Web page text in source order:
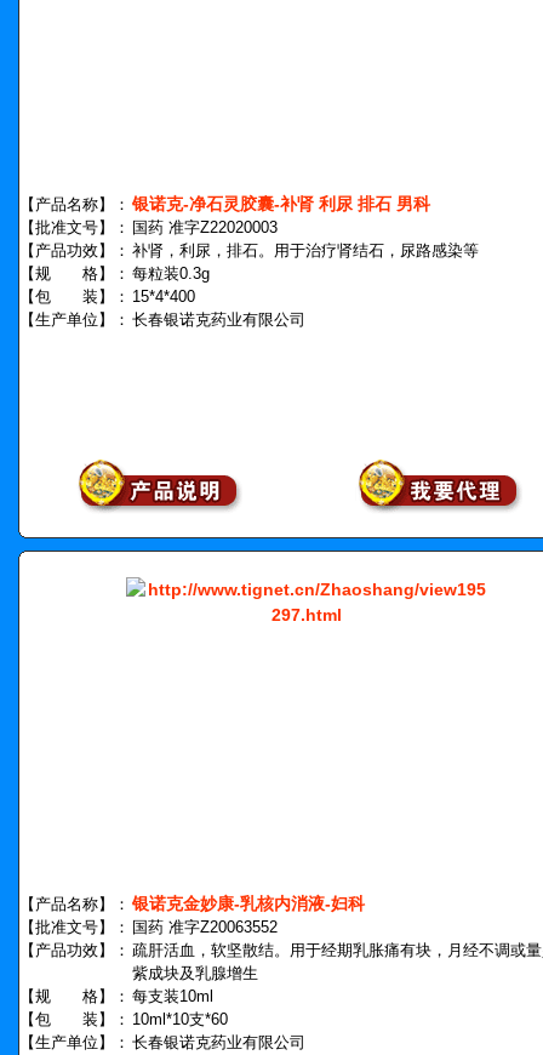
【产品名称】： 银诺克-净石灵胶囊-补肾 利尿 排石 男科
【批准文号】： 国药 准字Z22020003
【产品功效】： 补肾，利尿，排石。用于治疗肾结石，尿路感染等
【规 格】： 每粒装0.3g
【包 装】： 15*4*400
【生产单位】： 长春银诺克药业有限公司
【产品名称】： 银诺克金妙康-乳核内消液-妇科
【批准文号】： 国药 准字Z20063552
【产品功效】： 疏肝活血，软坚散结。用于经期乳胀痛有块，月经不调或
紫成块及乳腺增生
【规 格】： 每支装10ml
【包 装】： 10ml*10支*60
【生产单位】： 长春银诺克药业有限公司